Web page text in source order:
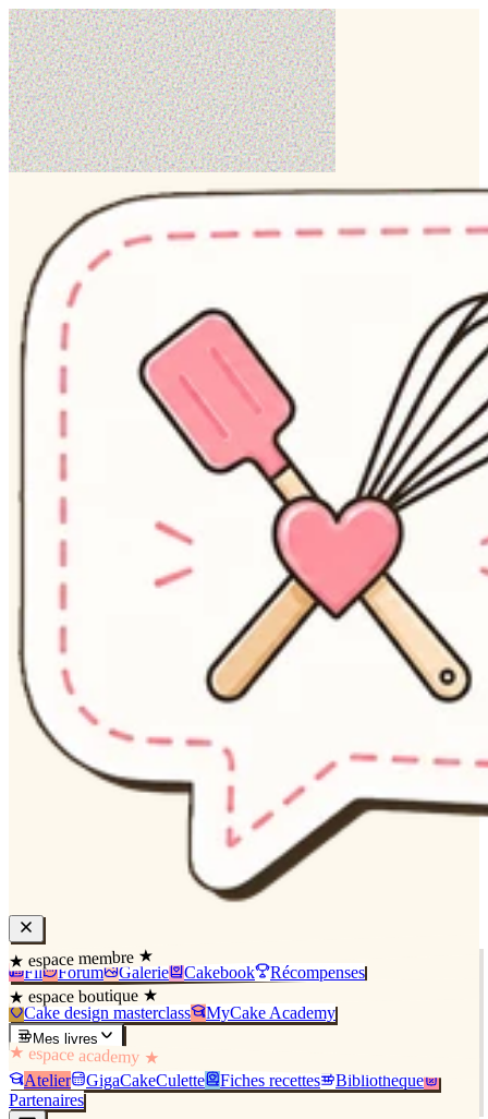
★ espace membre ★
Fil Forum Galerie Cakebook Récompenses
★ espace boutique ★
Cake design masterclass MyCake Academy
Mes livres
★ espace academy ★
Atelier GigaCakeCulette Fiches recettes
Bibliothèque
Partenaires